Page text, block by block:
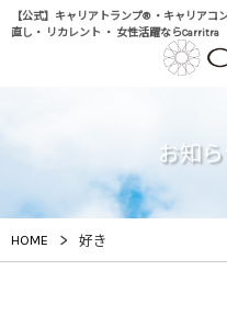
【公式】キャリアトランプ® ・キャリアコ
直し・ リカレント ・ 女性活躍ならCarritra
お知
HOME > 好き